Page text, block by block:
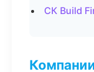
СК Build